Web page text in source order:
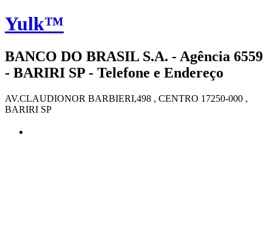
Yulk™
BANCO DO BRASIL S.A. - Agência 6559
- BARIRI SP - Telefone e Endereço
AV.CLAUDIONOR BARBIERI,498 , CENTRO 17250-000 ,
BARIRI SP